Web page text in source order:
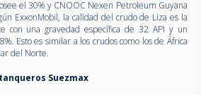
el 30% y CNOOC Nexen Petroleum Guyana
ExxonMobil, la calidad del crudo de Liza es la
con una gravedad específica de 32 API y un
Esto es similar a los crudos como los de África
del Norte.
Suezmax